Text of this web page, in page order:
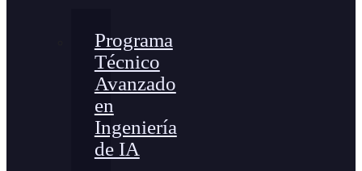
Programa
Técnico
Avanzado
en
Ingeniería
de IA